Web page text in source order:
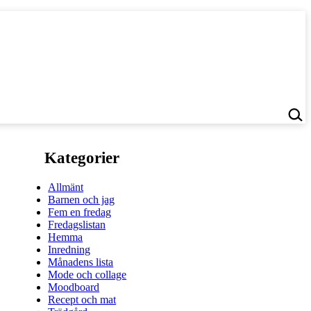
Kategorier
Allmänt
Barnen och jag
Fem en fredag
Fredagslistan
Hemma
Inredning
Månadens lista
Mode och collage
Moodboard
Recept och mat